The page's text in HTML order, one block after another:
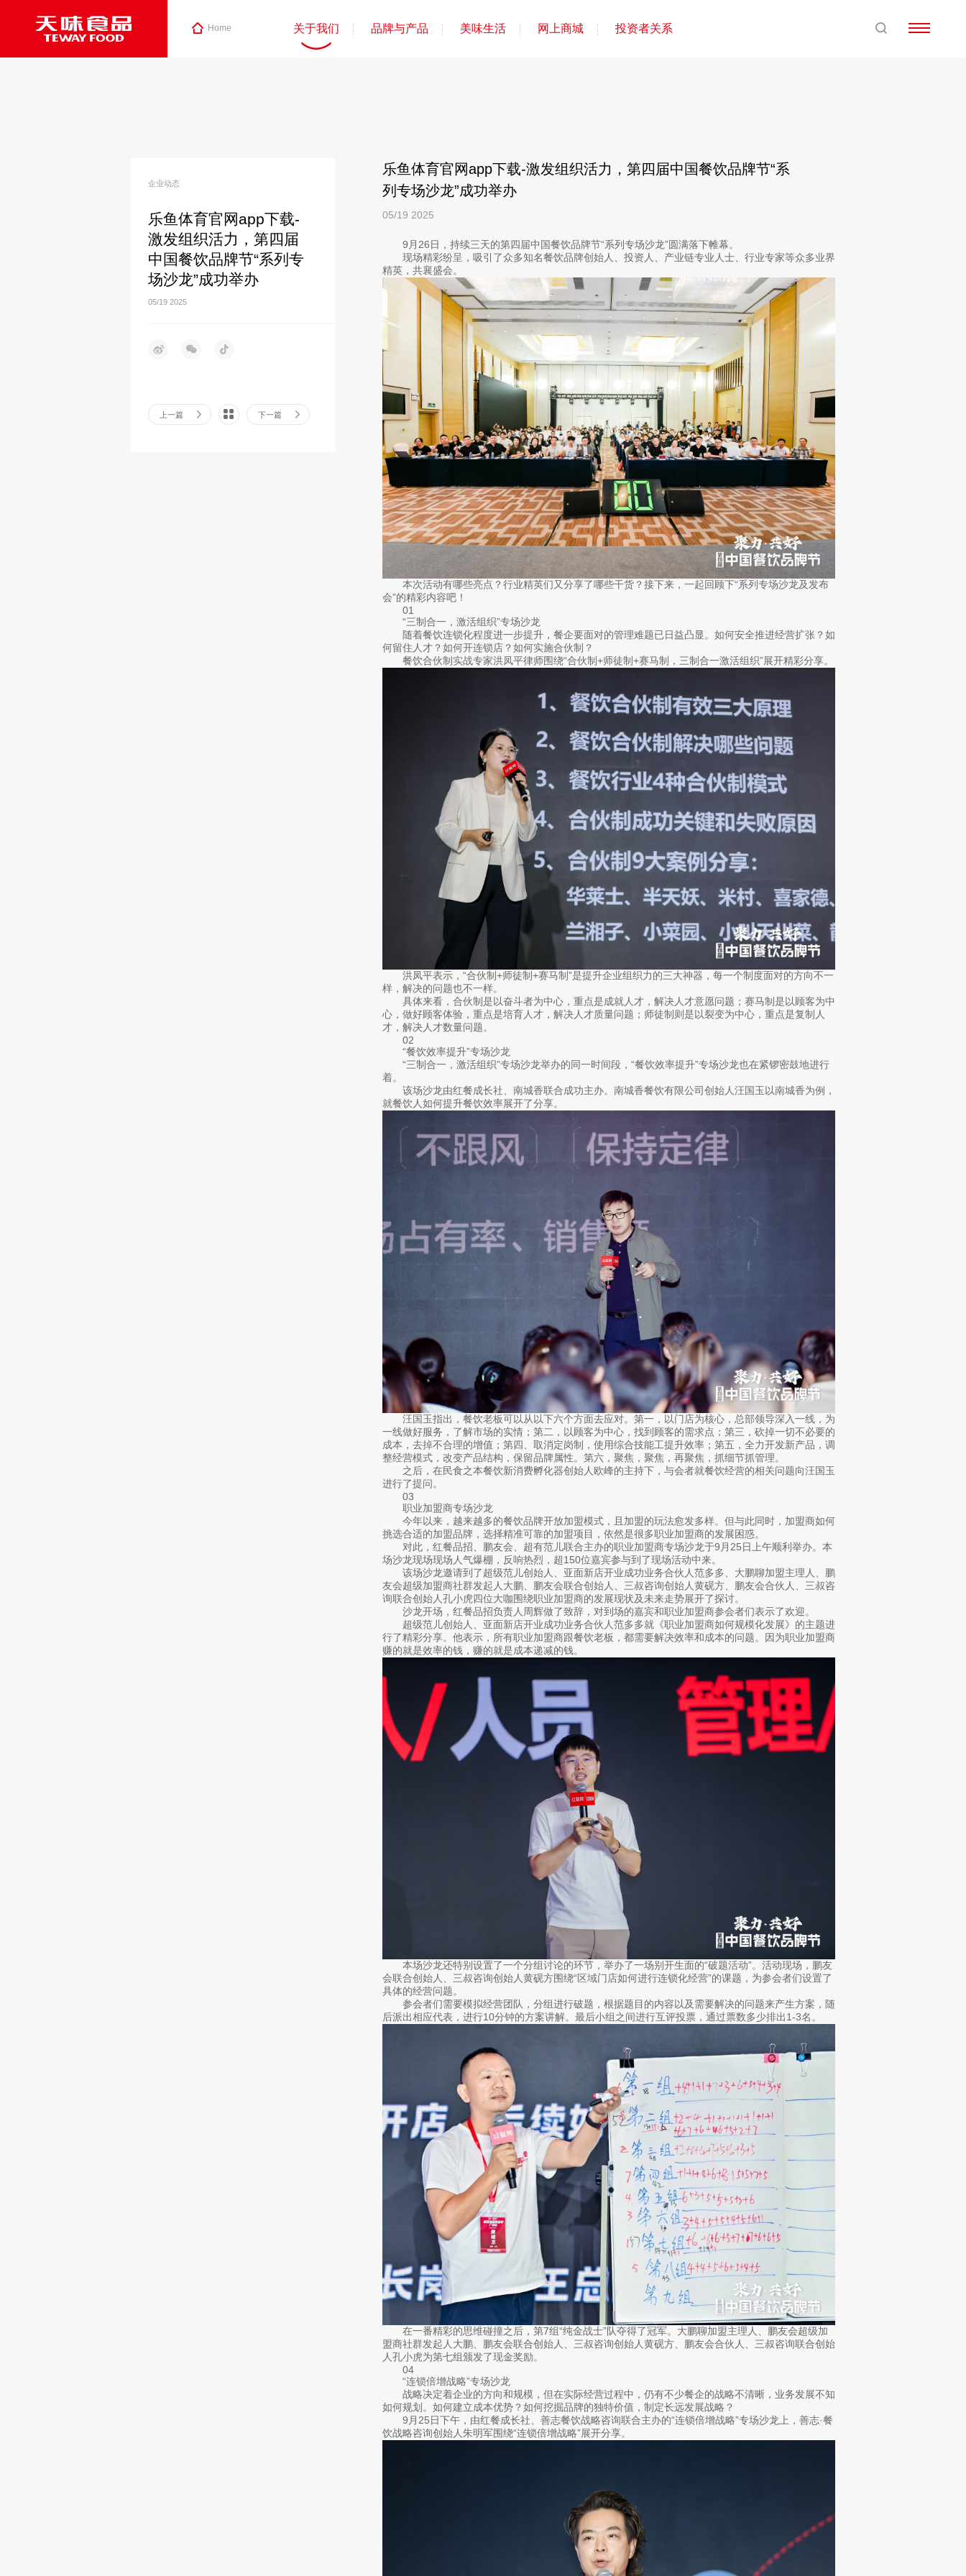
Home 关于我们 品牌与产品 美味生活 网上商城 投资者关系
企业动态
乐鱼体育官网app下载-
激发组织活力，第四届
中国餐饮品牌节“系列专
场沙龙”成功举办
05/19 2025
上一篇 下一篇
乐鱼体育官网app下载-激发组织活力，第四届中国餐饮品牌节“系
列专场沙龙”成功举办
05/19 2025
9月26日，持续三天的第四届中国餐饮品牌节“系列专场沙龙”圆满落下帷幕。
现场精彩纷呈，吸引了众多知名餐饮品牌创始人、投资人、产业链专业人士、行业专家等众多业界
精英，共襄盛会。
本次活动有哪些亮点？行业精英们又分享了哪些干货？接下来，一起回顾下“系列专场沙龙及发布
会”的精彩内容吧！
01
“三制合一，激活组织”专场沙龙
随着餐饮连锁化程度进一步提升，餐企要面对的管理难题已日益凸显。如何安全推进经营扩张？如
何留住人才？如何开连锁店？如何实施合伙制？
餐饮合伙制实战专家洪凤平律师围绕“合伙制+师徒制+赛马制，三制合一激活组织”展开精彩分享。
洪凤平表示，“合伙制+师徒制+赛马制”是提升企业组织力的三大神器，每一个制度面对的方向不一
样，解决的问题也不一样。
具体来看，合伙制是以奋斗者为中心，重点是成就人才，解决人才意愿问题；赛马制是以顾客为中
心，做好顾客体验，重点是培育人才，解决人才质量问题；师徒制则是以裂变为中心，重点是复制人
才，解决人才数量问题。
02
“餐饮效率提升”专场沙龙
“三制合一，激活组织”专场沙龙举办的同一时间段，“餐饮效率提升”专场沙龙也在紧锣密鼓地进行
着。
该场沙龙由红餐成长社、南城香联合成功主办。南城香餐饮有限公司创始人汪国玉以南城香为例，
就餐饮人如何提升餐饮效率展开了分享。
汪国玉指出，餐饮老板可以从以下六个方面去应对。第一，以门店为核心，总部领导深入一线，为
一线做好服务，了解市场的实情；第二，以顾客为中心，找到顾客的需求点；第三，砍掉一切不必要的
成本，去掉不合理的增值；第四、取消定岗制，使用综合技能工提升效率；第五，全力开发新产品，调
整经营模式，改变产品结构，保留品牌属性。第六，聚焦，聚焦，再聚焦，抓细节抓管理。
之后，在民食之本餐饮新消费孵化器创始人欧峰的主持下，与会者就餐饮经营的相关问题向汪国玉
进行了提问。
03
职业加盟商专场沙龙
今年以来，越来越多的餐饮品牌开放加盟模式，且加盟的玩法愈发多样。但与此同时，加盟商如何
挑选合适的加盟品牌，选择精准可靠的加盟项目，依然是很多职业加盟商的发展困惑。
对此，红餐品招、鹏友会、超有范儿联合主办的职业加盟商专场沙龙于9月25日上午顺利举办。本
场沙龙现场现场人气爆棚，反响热烈，超150位嘉宾参与到了现场活动中来。
该场沙龙邀请到了超级范儿创始人、亚面新店开业成功业务合伙人范多多、大鹏聊加盟主理人、鹏
友会超级加盟商社群发起人大鹏、鹏友会联合创始人、三叔咨询创始人黄砚方、鹏友会合伙人、三叔咨
询联合创始人孔小虎四位大咖围绕职业加盟商的发展现状及未来走势展开了探讨。
沙龙开场，红餐品招负责人周辉做了致辞，对到场的嘉宾和职业加盟商参会者们表示了欢迎。
超级范儿创始人、亚面新店开业成功业务合伙人范多多就《职业加盟商如何规模化发展》的主题进
行了精彩分享。他表示，所有职业加盟商跟餐饮老板，都需要解决效率和成本的问题。因为职业加盟商
赚的就是效率的钱，赚的就是成本递减的钱。
本场沙龙还特别设置了一个分组讨论的环节，举办了一场别开生面的“破题活动”。活动现场，鹏友
会联合创始人、三叔咨询创始人黄砚方围绕“区域门店如何进行连锁化经营”的课题，为参会者们设置了
具体的经营问题。
参会者们需要模拟经营团队，分组进行破题，根据题目的内容以及需要解决的问题来产生方案，随
后派出相应代表，进行10分钟的方案讲解。最后小组之间进行互评投票，通过票数多少排出1-3名。
在一番精彩的思维碰撞之后，第7组“纯金战士”队夺得了冠军。大鹏聊加盟主理人、鹏友会超级加
盟商社群发起人大鹏、鹏友会联合创始人、三叔咨询创始人黄砚方、鹏友会合伙人、三叔咨询联合创始
人孔小虎为第七组颁发了现金奖励。
04
“连锁倍增战略”专场沙龙
战略决定着企业的方向和规模，但在实际经营过程中，仍有不少餐企的战略不清晰，业务发展不知
如何规划。如何建立成本优势？如何挖掘品牌的独特价值，制定长远发展战略？
9月25日下午，由红餐成长社、善志餐饮战略咨询联合主办的“连锁倍增战略”专场沙龙上，善志·餐
饮战略咨询创始人朱明军围绕“连锁倍增战略”展开分享。